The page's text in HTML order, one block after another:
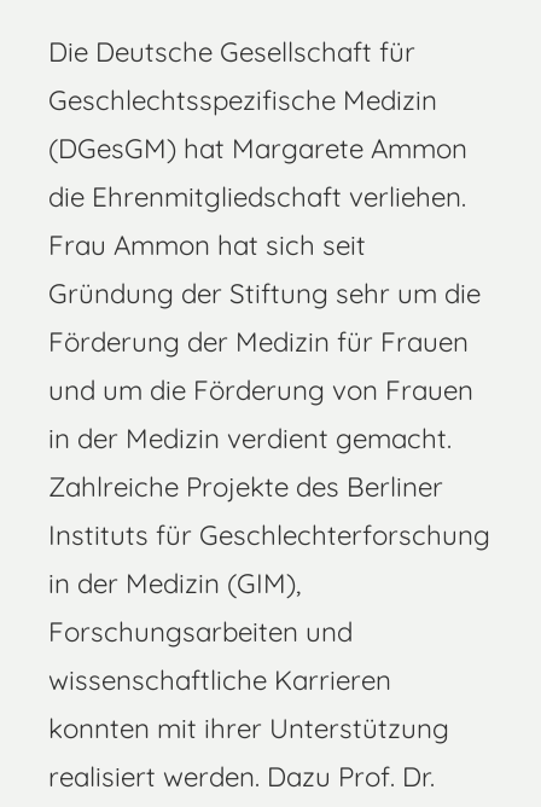
Die Deutsche Gesellschaft für
Geschlechtsspezifische Medizin
(DGesGM) hat Margarete Ammon
die Ehrenmitgliedschaft verliehen.
Frau Ammon hat sich seit
Gründung der Stiftung sehr um die
Förderung der Medizin für Frauen
und um die Förderung von Frauen
in der Medizin verdient gemacht.
Zahlreiche Projekte des Berliner
Instituts für Geschlechterforschung
in der Medizin (GIM),
Forschungsarbeiten und
wissenschaftliche Karrieren
konnten mit ihrer Unterstützung
realisiert werden. Dazu Prof. Dr.